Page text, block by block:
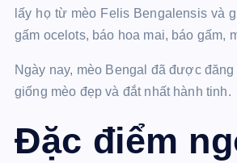
lấy họ từ mèo Felis Bengalensis và
gấm ocelots, báo hoa mai, báo gấm,
Ngày nay, mèo Bengal đã được
giống mèo đẹp và đắt nhất hành tinh.
Đặc điểm